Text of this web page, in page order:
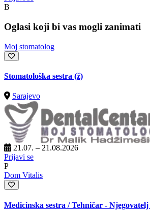
B
Oglasi koji bi vas mogli zanimati
Moj stomatolog
Stomatološka sestra (ž)
Sarajevo
21.07. – 21.08.2026
Prijavi se
P
Dom Vitalis
Medicinska sestra / Tehničar - Njegovatelj